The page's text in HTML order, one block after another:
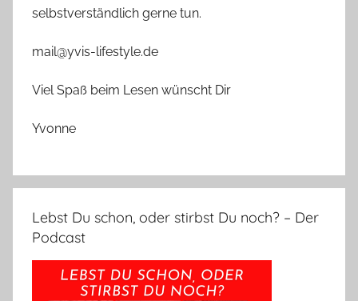
selbstverständlich gerne tun.
mail@yvis-lifestyle.de
Viel Spaß beim Lesen wünscht Dir
Yvonne
Lebst Du schon, oder stirbst Du noch? – Der
Podcast